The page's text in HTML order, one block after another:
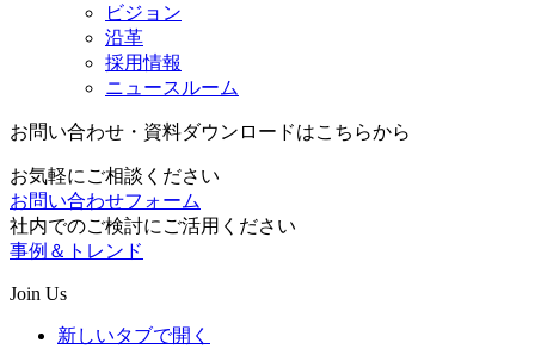
ビジョン
沿革
採用情報
ニュースルーム
お問い合わせ・資料ダウンロードはこちらから
お気軽にご相談ください
お問い合わせフォーム
社内でのご検討にご活用ください
事例＆トレンド
Join Us
新しいタブで開く